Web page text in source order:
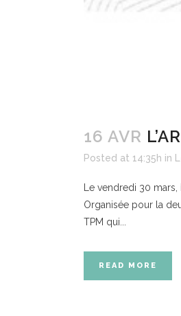
16 AVR
Posted at 14:35h in
Le vendredi 30
Organisée pour la
TPM qui...
READ MORE